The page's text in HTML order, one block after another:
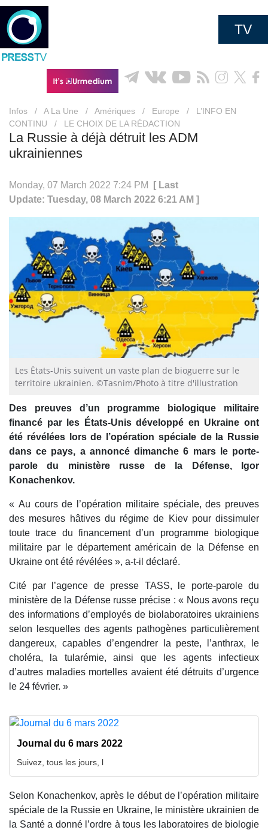
TV
Infos / A La Une / Amériques / Europe /
L’INFO EN
CONTINU
/ LE CHOIX DE LA RÉDACTION
La Russie à déjà détruit les ADM
ukrainiennes
Monday, 07 March 2022 7:24 PM
[ Last
Update: Tuesday, 08 March 2022 6:21 AM ]
Les États-Unis suivent un vaste plan de bioguerre sur le
territoire ukrainien. ©Tasnim/Photo à titre d'illustration
Des preuves d’un programme biologique militaire
financé par les États-Unis développé en Ukraine ont
été révélées lors de l’opération spéciale de la Russie
dans ce pays, a annoncé dimanche 6 mars le porte-
parole du ministère russe de la Défense, Igor
Konachenkov.
« Au cours de l’opération militaire spéciale, des preuves
des mesures hâtives du régime de Kiev pour dissimuler
toute trace du financement d’un programme biologique
militaire par le département américain de la Défense en
Ukraine ont été révélées », a-t-il déclaré.
Cité par l’agence de presse TASS, le porte-parole du
ministère de la Défense russe précise : « Nous avons reçu
des informations d’employés de biolaboratoires ukrainiens
selon lesquelles des agents pathogènes particulièrement
dangereux, capables d’engendrer la peste, l’anthrax, le
choléra, la tularémie, ainsi que les agents infectieux
d’autres maladies mortelles avaient été détruits d’urgence
le 24 février. »
Journal du 6 mars 2022
Suivez, tous les jours, l
Selon Konachenkov, après le début de l’opération militaire
spéciale de la Russie en Ukraine, le ministère ukrainien de
la Santé a donné l’ordre à tous les laboratoires de biologie